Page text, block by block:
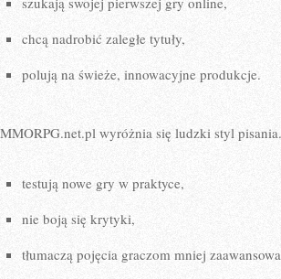
chcą nadrobić zaległe tytuły,
polują na świeże, innowacyjne produkcje.
MMORPG.net.pl wyróżnia się ludzki styl
testują nowe gry w praktyce,
nie boją się krytyki,
tłumaczą pojęcia graczom mniej